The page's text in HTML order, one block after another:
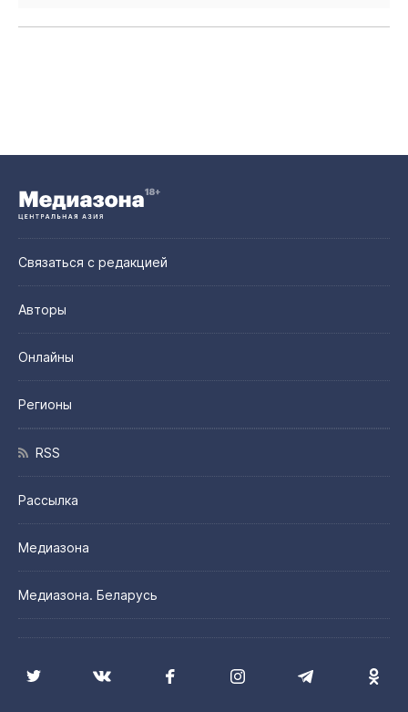
Связаться с редакцией
Авторы
Онлайны
Регионы
RSS
Рассылка
Медиазона
Медиазона. Беларусь